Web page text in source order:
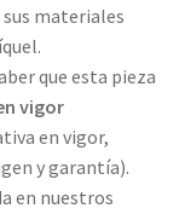
sus materiales
que esta pieza
vigor
en vigor,
y garantía).
en nuestros